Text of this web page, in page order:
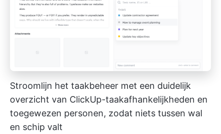
Stroomlijn het taakbeheer met een duidelijk
overzicht van ClickUp-taakafhankelijkheden en
toegewezen personen, zodat niets tussen wal
en schip valt